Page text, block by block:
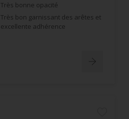
Très bonne opacité
Très bon garnissant des arêtes et
excellente adhérence